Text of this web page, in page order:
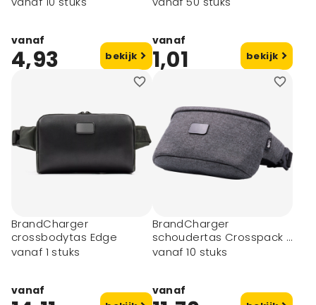
vanaf
4,93 bekijk
vanaf
1,01 bekijk
BrandCharger
crossbodytas Edge
vanaf 1 stuks
vanaf
BrandCharger
schoudertas Crosspack |
RFID-bescherming
vanaf 10 stuks
vanaf